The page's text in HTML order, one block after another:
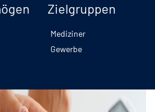
Zielgruppen
Mediziner
Gewerbe